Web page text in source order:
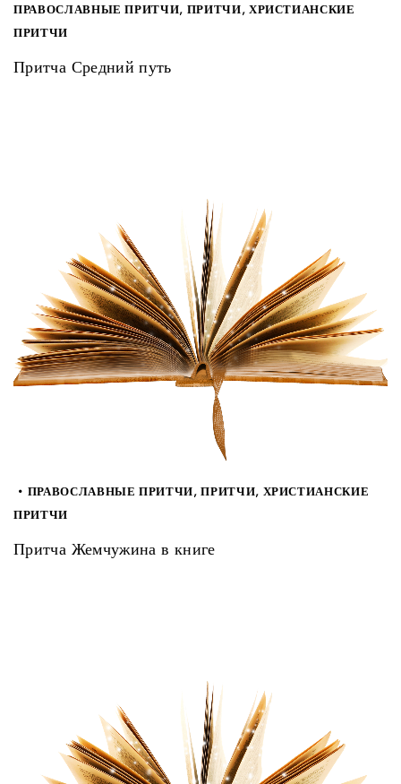
ПРАВОСЛАВНЫЕ ПРИТЧИ, ПРИТЧИ, ХРИСТИАНСКИЕ
ПРИТЧИ
Притча Средний путь
ПРАВОСЛАВНЫЕ ПРИТЧИ,ПРИТЧИ, ХРИСТИАНСКИЕ
ПРИТЧИ
Притча Жемчужина в книге